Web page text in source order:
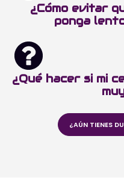
¿Cómo evitar
ponga
¿Qué hacer si mi
¿AÚN TIENES